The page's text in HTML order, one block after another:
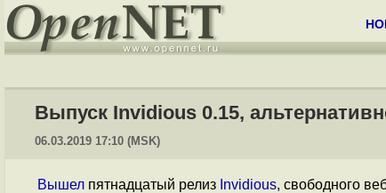
Выпуск Invidious 0.15,
06.03.2019 17:10 (MSK)
Вышел пятнадцатый релиз Invidious, свободного